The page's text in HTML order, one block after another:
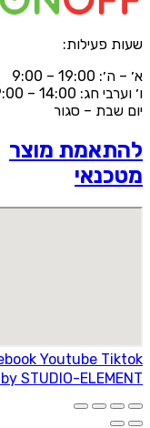
שעות פעילות:
א׳ – ה׳: 19:00 – 9:00
ו׳ וערבי חג: 14:00 – 9:00
יום שבת – סגור
להתאמת מוצר
מטכנאי
Youtube Tiktok
STUDIO-ELEMENT